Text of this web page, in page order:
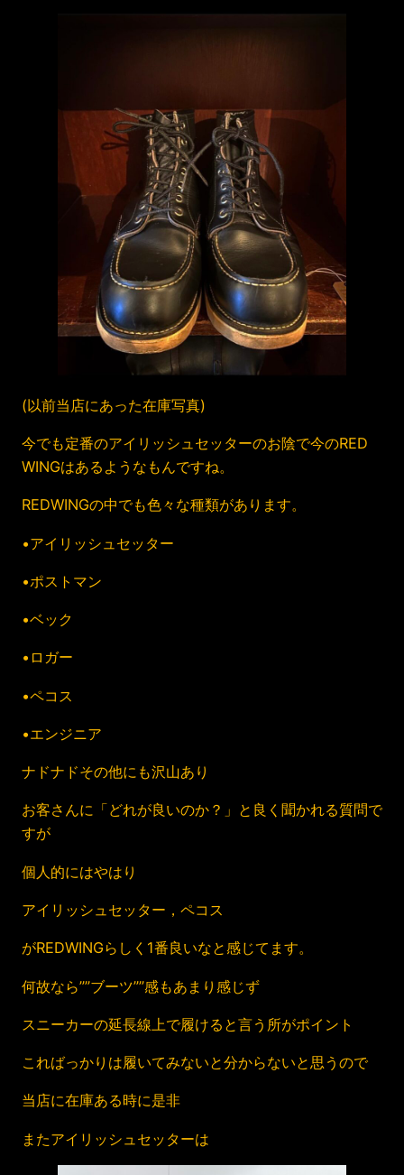
(以前当店にあった在庫写真)
今でも定番のアイリッシュセッターのお陰で今のRED
WINGはあるようなもんですね。
REDWINGの中でも色々な種類があります。
•アイリッシュセッター
•ポストマン
•ベック
•ロガー
•ペコス
•エンジニア
ナドナドその他にも沢山あり
お客さんに「どれが良いのか？」と良く聞かれる質問で
すが
個人的にはやはり
アイリッシュセッター，ペコス
がREDWINGらしく1番良いなと感じてます。
何故なら””ブーツ””感もあまり感じず
スニーカーの延長線上で履けると言う所がポイント
こればっかりは履いてみないと分からないと思うので
当店に在庫ある時に是非
またアイリッシュセッターは